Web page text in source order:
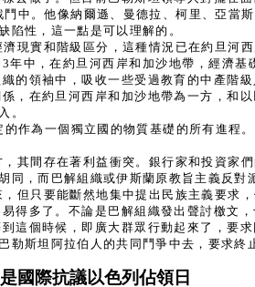
。他像納爾遜、曼德拉、柯里、亞當
陷性，這一點是可以理解的。
現實和階級區分，這種情況已在約旦河
中，在約旦河西岸和加沙地帶，經濟
領袖中，吸收一些受過教育的中產階
在約旦河西岸和加沙地帶為一方，和
。
作為一個獨立國的物質基礎的所有進程
其間存在著利益衝突。銀行家和投資家
，而巴解組織或伊斯蘭原教旨主義反對
但只要能斷然地集中提出民族主義要求
多了。不論是巴解組織發出聲討檄文
個時候，即廣大群眾行動起來了，要
斯坦阿拉伯人的共同鬥爭中去，要求終
國際抗議以色列佔領日